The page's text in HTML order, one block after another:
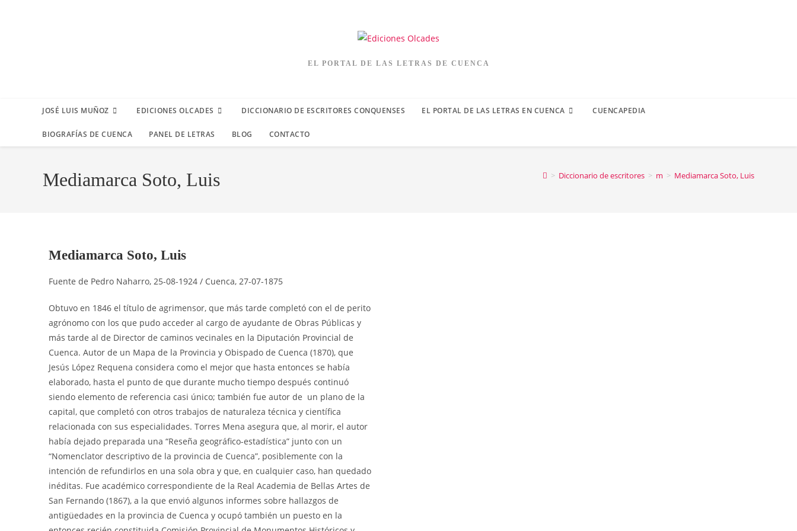
EL PORTAL DE LAS LETRAS DE CUENCA
JOSÉ LUIS MUÑOZ EDICIONES OLCADES DICCIONARIO DE ESCRITORES CONQUENSES EL PORTAL DE LAS LETRAS EN CUENCA CUENCAPEDIA
BIOGRAFÍAS DE CUENCA PANEL DE LETRAS BLOG CONTACTO
Mediamarca Soto, Luis > Diccionario de escritores > m > Mediamarca Soto, Luis
Mediamarca Soto, Luis
Fuente de Pedro Naharro, 25-08-1924 / Cuenca, 27-07-1875
Obtuvo en 1846 el título de agrimensor, que más tarde completó con el de perito
agrónomo con los que pudo acceder al cargo de ayudante de Obras Públicas y
más tarde al de Director de caminos vecinales en la Diputación Provincial de
Cuenca. Autor de un Mapa de la Provincia y Obispado de Cuenca (1870), que
Jesús López Requena considera como el mejor que hasta entonces se había
elaborado, hasta el punto de que durante mucho tiempo después continuó
siendo elemento de referencia casi único; también fue autor de un plano de la
capital, que completó con otros trabajos de naturaleza técnica y científica
relacionada con sus especialidades. Torres Mena asegura que, al morir, el autor
había dejado preparada una “Reseña geográfico-estadística” junto con un
“Nomenclator descriptivo de la provincia de Cuenca”, posiblemente con la
intención de refundirlos en una sola obra y que, en cualquier caso, han quedado
inéditas. Fue académico correspondiente de la Real Academia de Bellas Artes de
San Fernando (1867), a la que envió algunos informes sobre hallazgos de
antigüedades en la provincia de Cuenca y ocupó también un puesto en la